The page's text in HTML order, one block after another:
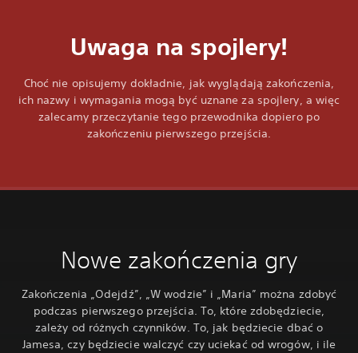
Uwaga na spojlery!
Choć nie opisujemy dokładnie, jak wyglądają zakończenia,
ich nazwy i wymagania mogą być uznane za spojlery, a więc
zalecamy przeczytanie tego przewodnika dopiero po
zakończeniu pierwszego przejścia.
Nowe zakończenia gry
Zakończenia „Odejdź”, „W wodzie” i „Maria” można zdobyć
podczas pierwszego przejścia. To, które zdobędziecie,
zależy od różnych czynników. To, jak będziecie dbać o
Jamesa, czy będziecie walczyć czy uciekać od wrogów, i ile